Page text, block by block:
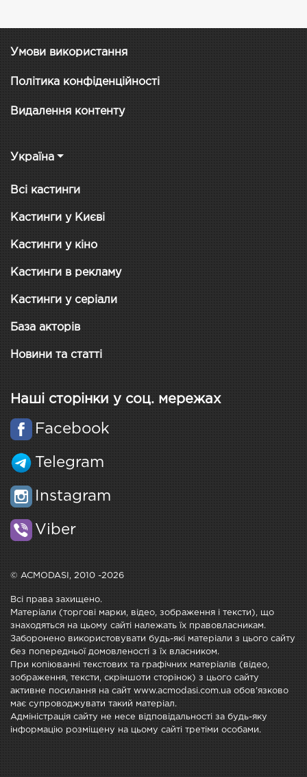
Умови використання
Політика конфіденційності
Видалення контенту
Україна
Всі кастинги
Кастинги у Києві
Кастинги у кіно
Кастинги в рекламу
Кастинги у серіали
База акторів
Новини та статті
Наші сторінки у соц. мережах
Facebook
Telegram
Instagram
Viber
© ACMODASI, 2010 -2026
Всі права захищено.
Матеріали (торгові марки, відео, зображення і тексти), що
знаходяться на цьому сайті належать їх правовласникам.
Заборонено використовувати будь-які матеріали з цього сайту
без попередньої домовленості з їх власником.
При копіюванні текстових та графічних матеріалів (відео,
зображення, тексти, скріншоти сторінок) з цього сайту
активне посилання на сайт www.acmodasi.com.ua обов'язково
має супроводжувати такий матеріал.
Адміністрація сайту не несе відповідальності за будь-яку
інформацію розміщену на цьому сайті третіми особами.